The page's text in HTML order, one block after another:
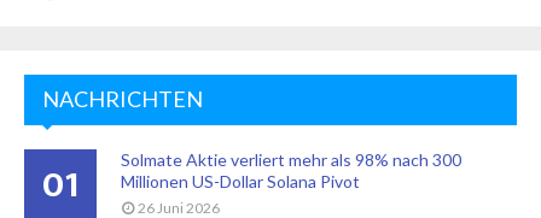
NACHRICHTEN
01
Solmate Aktie verliert mehr als 98% nach 300
Millionen US-Dollar Solana Pivot
26 Juni 2026